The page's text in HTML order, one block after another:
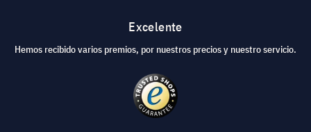
Excelente
Hemos recibido varios premios, por nuestros precios y nuestro servicio.